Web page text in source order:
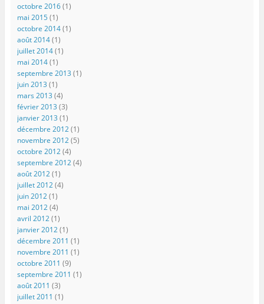
octobre 2016(1)
mai 2015(1)
octobre 2014(1)
août 2014(1)
juillet 2014(1)
mai 2014(1)
septembre 2013 (1)
juin 2013 (1)
mars 2013 (4)
février 2013 (3)
janvier 2013 (1)
décembre 2012(1)
novembre 2012(5)
octobre 2012(4)
septembre 2012(4)
août 2012(1)
juillet 2012(4)
juin 2012(1)
mai 2012(4)
avril 2012(1)
janvier 2012(1)
décembre 2011 (1)
novembre 2011 (1)
octobre 2011 (9)
septembre 2011 (1)
août 2011 (3)
juillet 2011 (1)